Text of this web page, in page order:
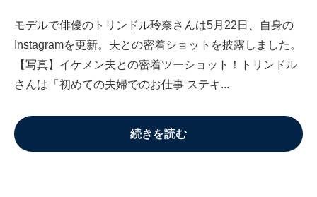
モデルで俳優のトリンドル玲奈さんは5月22日、自身の
Instagramを更新。夫との密着ショットを披露しました。
【写真】イケメン夫との密着ツーショット！トリンドル
さんは「初めての夫婦でのお仕事 ステキ...
続きを読む